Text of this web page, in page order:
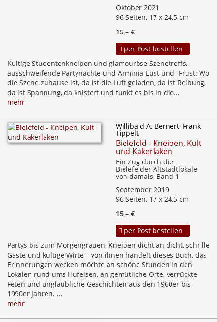
Oktober 2021
96 Seiten, 17 x 24,5 cm
15,– €
per Post bestellen
Kultige Studentenkneipen und glamouröse Szenetreffs,
ausschweifende Partynächte und Arminia-Lust und -Frust: Wo
die Szene zuhause ist, da ist die Luft geladen, da ist Reibung,
da ist Spannung, da knistert und funkt es bis in die...
mehr
Willibald A. Bernert, Frank
Tippelt
Bielefeld - Kneipen, Kult
und Kakerlaken
Ein Zug durch die
Bielefelder Altstadtlokale
von damals, Band 1
September 2019
96 Seiten, 17 x 24,5 cm
15,– €
per Post bestellen
Partys bis zum Morgengrauen, Kneipen dicht an dicht, schrille
Gäste und kultige Wirte – von ihnen handelt dieses Buch, das
Erinnerungen wecken möchte an schöne Stunden in den
Lokalen rund ums Hufeisen, an gemütliche Orte, verrückte
Feten und unglaubliche Geschichten aus den 1960er bis
1990er Jahren. ...
mehr